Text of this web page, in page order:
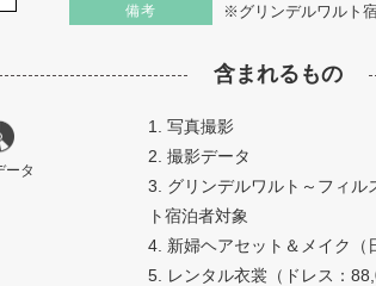
備考 ※グリンデルワルト
含まれるもの
ータ
1. 写真撮影
2. 撮影データ
3. グリンデルワルト～フィ
ト宿泊者対象
4. 新婦ヘアセット＆メイク（
5. レンタル衣裳（ドレス：